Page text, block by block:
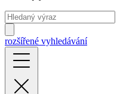
rozšířené vyhledávání